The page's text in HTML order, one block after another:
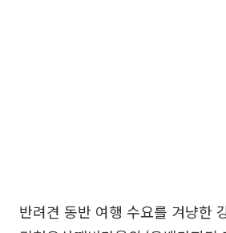
반려견 동반 여행 수요를 겨냥한